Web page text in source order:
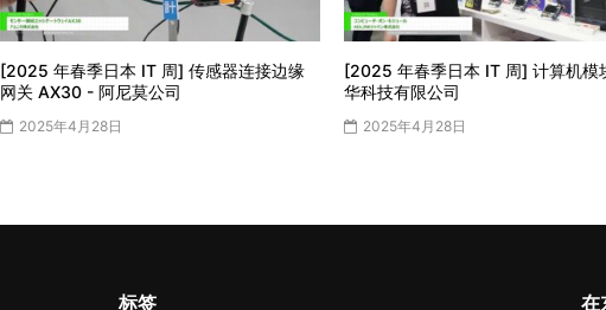
[2025 年春季日本 IT 周] 传感器连接边缘
网关 AX30 - 阿尼莫公司
2025年4月28日
[2025 年春季日本 IT 周] 计算机模
华科技有限公司
2025年4月28日
标签 在